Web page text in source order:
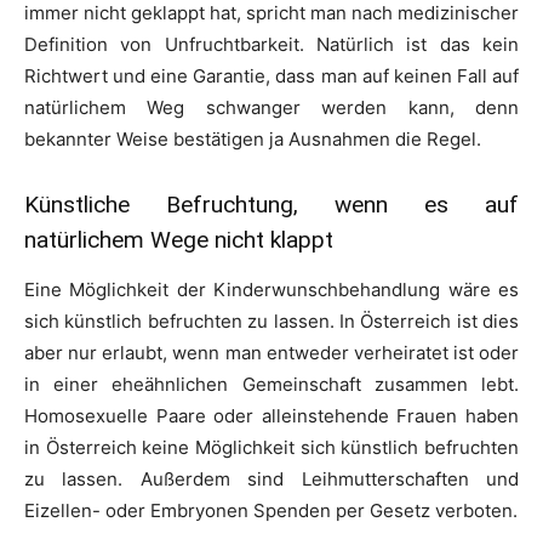
immer nicht geklappt hat, spricht man nach medizinischer
Definition von Unfruchtbarkeit. Natürlich ist das kein
Richtwert und eine Garantie, dass man auf keinen Fall auf
natürlichem Weg schwanger werden kann, denn
bekannter Weise bestätigen ja Ausnahmen die Regel.
Künstliche Befruchtung, wenn es auf
natürlichem Wege nicht klappt
Eine Möglichkeit der Kinderwunschbehandlung wäre es
sich künstlich befruchten zu lassen. In Österreich ist dies
aber nur erlaubt, wenn man entweder verheiratet ist oder
in einer eheähnlichen Gemeinschaft zusammen lebt.
Homosexuelle Paare oder alleinstehende Frauen haben
in Österreich keine Möglichkeit sich künstlich befruchten
zu lassen. Außerdem sind Leihmutterschaften und
Eizellen- oder Embryonen Spenden per Gesetz verboten.